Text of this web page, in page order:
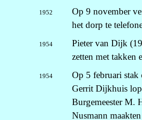
1952
Op 9 november
het dorp te
1954
Pieter van Dijk
zetten met takken
1954
Op 5 februari stak
Gerrit Dijkhuis
Burgemeester M.
Nusmann